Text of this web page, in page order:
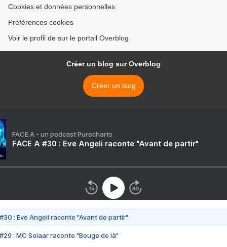
Cookies et données personnelles
Préférences cookies
Voir le profil de sur le portail Overblog
Créer un blog sur Overblog
Créer un blog
FACE A - un podcast Purecharts
FACE A #30 : Eve Angeli raconte "Avant de partir"
#30 : Eve Angeli raconte "Avant de partir"
#29 : MC Solaar raconte "Bouge de là"